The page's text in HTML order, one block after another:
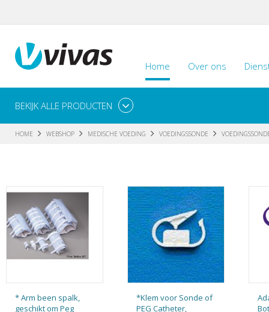
Home Over ons
BEKIJK ALLE PRODUCTEN
HOME WEBSHOP MEDISCHE VOEDING VOEDINGSSONDE
* Arm been spalk,
geschikt om Peg
*Klem voor Sonde of
PEG Catheter,